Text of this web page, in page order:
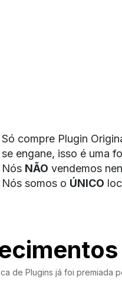
Só compre Plugin
se engane, isso é uma
Nós NÃO vendemos
Nós somos o ÚNICO
de Plugins já foi premiada